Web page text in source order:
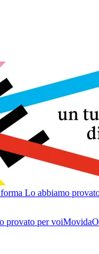
Lo abbiamo
provato per voiMovida